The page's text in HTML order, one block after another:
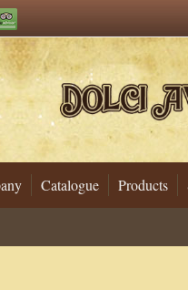
Catalogue Products